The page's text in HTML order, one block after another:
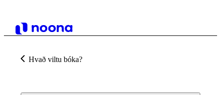
Hvað viltu bóka?